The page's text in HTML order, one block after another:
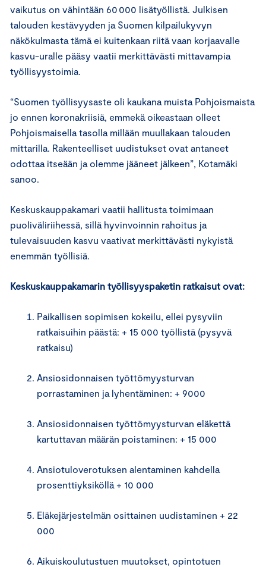
vaikutus on vähintään 60 000 lisätyöllistä. Julkisen
talouden kestävyyden ja Suomen kilpailukyvyn
näkökulmasta tämä ei kuitenkaan riitä vaan korjaavalle
kasvu-uralle pääsy vaatii merkittävästi mittavampia
työllisyystoimia.
“Suomen työllisyysaste oli kaukana muista Pohjoismaista
jo ennen koronakriisiä, emmekä oikeastaan olleet
Pohjoismaisella tasolla millään muullakaan talouden
mittarilla. Rakenteelliset uudistukset ovat antaneet
odottaa itseään ja olemme jääneet jälkeen”, Kotamäki
sanoo.
Keskuskauppakamari vaatii hallitusta toimimaan
puoliväliriihessä, sillä hyvinvoinnin rahoitus ja
tulevaisuuden kasvu vaativat merkittävästi nykyistä
enemmän työllisiä.
Keskuskauppakamarin työllisyyspaketin ratkaisut ovat:
Paikallisen sopimisen kokeilu, ellei pysyviin
ratkaisuihin päästä: + 15 000 työllistä (pysyvä
ratkaisu)
Ansiosidonnaisen työttömyysturvan
porrastaminen ja lyhentäminen: + 9000
Ansiosidonnaisen työttömyysturvan eläkettä
kartuttavan määrän poistaminen: + 15 000
Ansiotuloverotuksen alentaminen kahdella
prosenttiyksiköllä + 10 000
Eläkejärjestelmän osittainen uudistaminen + 22
000
Aikuiskoulutustuen muutokset, opintotuen